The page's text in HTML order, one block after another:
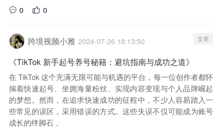
0
0
跨境视频小雅 2024-07-26 18:13:50 文章
《TikTok 新手起号养号秘籍：避坑指南与成功之道》
在 TikTok 这个充满无限可能与机遇的平台，每一位创作者都怀
揣着快速起号、坐拥海量粉丝、实现内容变现与个人品牌崛起
的梦想。然而，在追求快速成功的征程中，不少人容易踏入一
些常见的误区，采用错误的方式。这些失误不仅可能成为账号
成长的绊脚石，